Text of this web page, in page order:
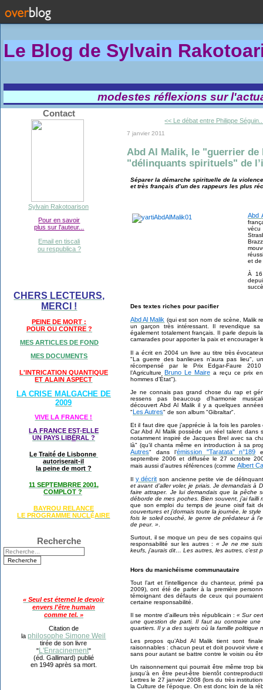
Le Blog de Sylvain Rakotoa
modestes réflexions sur
Contact
Sylvain Rakotoarison
Pour en savoir
plus sur l'auteur...
Email en tiscali
ou respublica ?
CHERS LECTEURS,
MERCI !
PEINE DE MORT :
POUR OU CONTRE ?
MES ARTICLES DE FOND
MES DOCUMENTS
L'INTRICATION QUANTIQUE
ET ALAIN ASPECT
LA CRISE MALGACHE DE
2009
VIVE LA FRANCE !
LA FRANCE EST-ELLE
UN PAYS LIBÉRAL ?
Le Traité de Lisbonne
autoriserait-il
la peine de mort ?
11 SEPTEMBRRE 2001,
COMPLOT ?
BAYROU RELANCE
LE PROGRAMME NUCLÉAIRE
Recherche
« Seul est éternel le devoir
envers l'être humain
comme tel. »
Citation de
laphilosophe Simone Weil
tirée de son livre
"L'Enracinement"
(éd. Gallimard) publié
en 1949 après sa mort.
<< Le débat entre Philippe
7 janvier 2011
Abd Al Malik, le "guerrier
"délinquants spirituels" de
Séparer la démarche spirituelle de la
et très français d’un des rappeurs les plus
Abd
et de
À 16
Des textes riches pour pacifier
Abd Al Malik (qui est son nom de scène, Malik
un garçon très intéressant. Il revendique
également totalement français. Il parle depuis
camarades pour apporter la paix et encourager
Il a écrit en 2004 un livre au titre très
"La guerre des banlieues n’aura pas lieu",
récompensé par le Prix Edgar-Faure
l’Agriculture Bruno Le Maire a reçu ce prix
hommes d’État").
Je ne connais pas grand chose du rap et
ressens pas beaucoup d’harmonie
découvert Abd Al Malik il y a quelques
"Les Autres" de son album "Gibraltar".
Et il faut dire que j’apprécie à la fois les
Car Abd Al Malik possède un réel talent dans
notamment inspiré de Jacques Brel avec sa
là" (qu’il chanta même en introduction à sa
Autres" dans l’émission "Taratata" n°189
septembre 2006 et diffusée le 27 octobre
mais aussi d’autres références (comme Albert
Il y décrit son ancienne petite vie de
et avant d’aller voler, je priais. Je demandais à
faire attraper. Je lui demandais que la pêche
déborde de mes poches. Bien souvent, j’ai
que son emploi du temps de jeune oisif fait
couvertures et j’dormais toute la journée, le
fois le soleil couché, le genre de prédateur à
de peur. »
Surtout, il se moque un peu de ses copains
responsabilité sur les autres : « Je ne me
keufs, j’aurais dit… Les autres, les autres, c’est
Hors du manichéisme communautaire
Tout l’art et l’intelligence du chanteur, primé
2009), ont été de parler à la première
témoignant des défauts de ceux qui
certaine responsabilité.
Il se montre d’ailleurs très républicain : « Sur
une question de parti. Il faut au contraire
quartiers. Il y a des sujets où la famille politique
Les propos qu’Abd Al Malik tient sont
raisonnables : chacun peut et doit pouvoir
sans pour autant se battre contre le voisin ou
Un raisonnement qui pourrait être même trop
jusqu’à en être peut-être bientôt
Lettres le 27 janvier 2008 (lors du très
la Culture de l’époque. On est donc loin de la